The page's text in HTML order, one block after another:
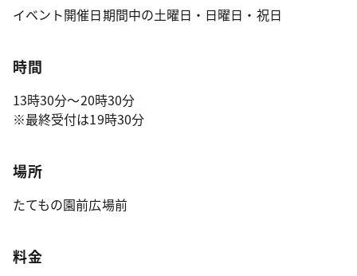
イベント開催日期間中の土曜日・日曜日・祝日
時間
13時30分～20時30分
※最終受付は19時30分
場所
たてもの園前広場前
料金